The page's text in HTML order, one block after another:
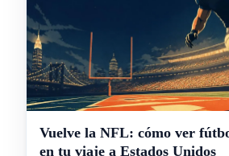
Vuelve la NFL: cómo ver
en tu viaje a Estados Unidos